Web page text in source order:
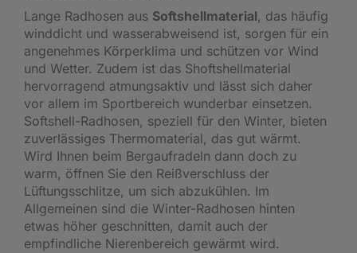
Lange Radhosen aus Softshellmaterial, das häufig
winddicht und wasserabweisend ist, sorgen für ein
angenehmes Körperklima und schützen vor Wind
und Wetter. Zudem ist das Shoftshellmaterial
hervorragend atmungsaktiv und lässt sich daher
vor allem im Sportbereich wunderbar einsetzen.
Softshell-Radhosen, speziell für den Winter, bieten
zuverlässiges Thermomaterial, das gut wärmt.
Wird Ihnen beim Bergaufradeln dann doch zu
warm, öffnen Sie den Reißverschluss der
Lüftungsschlitze, um sich abzukühlen. Im
Allgemeinen sind die Winter-Radhosen hinten
etwas höher geschnitten, damit auch der
empfindliche Nierenbereich gewärmt wird.